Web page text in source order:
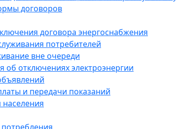
договоров
договора энергоснабжения
потребителей
вне очереди
об отключениях электроэнергии
и передачи показаний